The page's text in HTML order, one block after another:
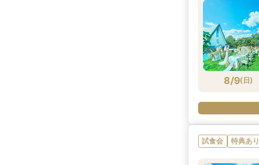
8/9( 日)
試食会 特典あり